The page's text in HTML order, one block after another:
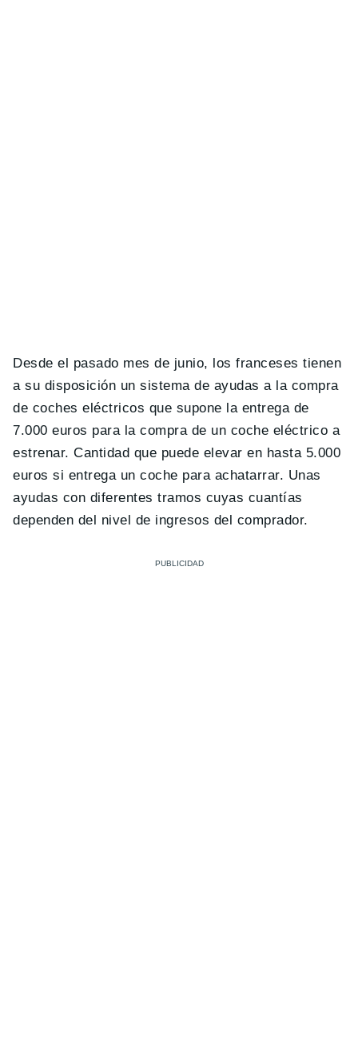
Desde el pasado mes de junio, los franceses tienen
a su disposición un sistema de ayudas a la compra
de coches eléctricos que supone la entrega de
7.000 euros para la compra de un coche eléctrico a
estrenar. Cantidad que puede elevar en hasta 5.000
euros si entrega un coche para achatarrar. Unas
ayudas con diferentes tramos cuyas cuantías
dependen del nivel de ingresos del comprador.